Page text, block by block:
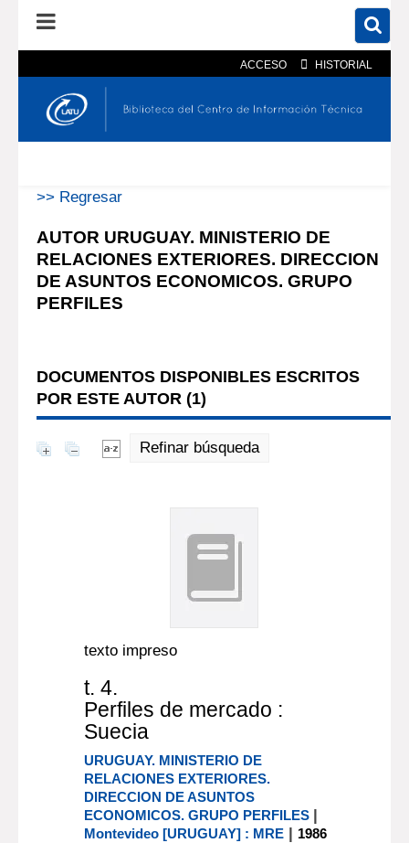
ACCESO HISTORIAL
En el catálogo En el sitio
>> Regresar
AUTOR URUGUAY. MINISTERIO DE
RELACIONES EXTERIORES. DIRECCION
DE ASUNTOS ECONOMICOS. GRUPO
PERFILES
DOCUMENTOS DISPONIBLES ESCRITOS
POR ESTE AUTOR (1)
Refinar búsqueda
texto impreso
t. 4.
Perfiles de mercado :
Suecia
URUGUAY. MINISTERIO DE
RELACIONES EXTERIORES.
DIRECCION DE ASUNTOS
ECONOMICOS. GRUPO PERFILES |
Montevideo [URUGUAY] : MRE | 1986